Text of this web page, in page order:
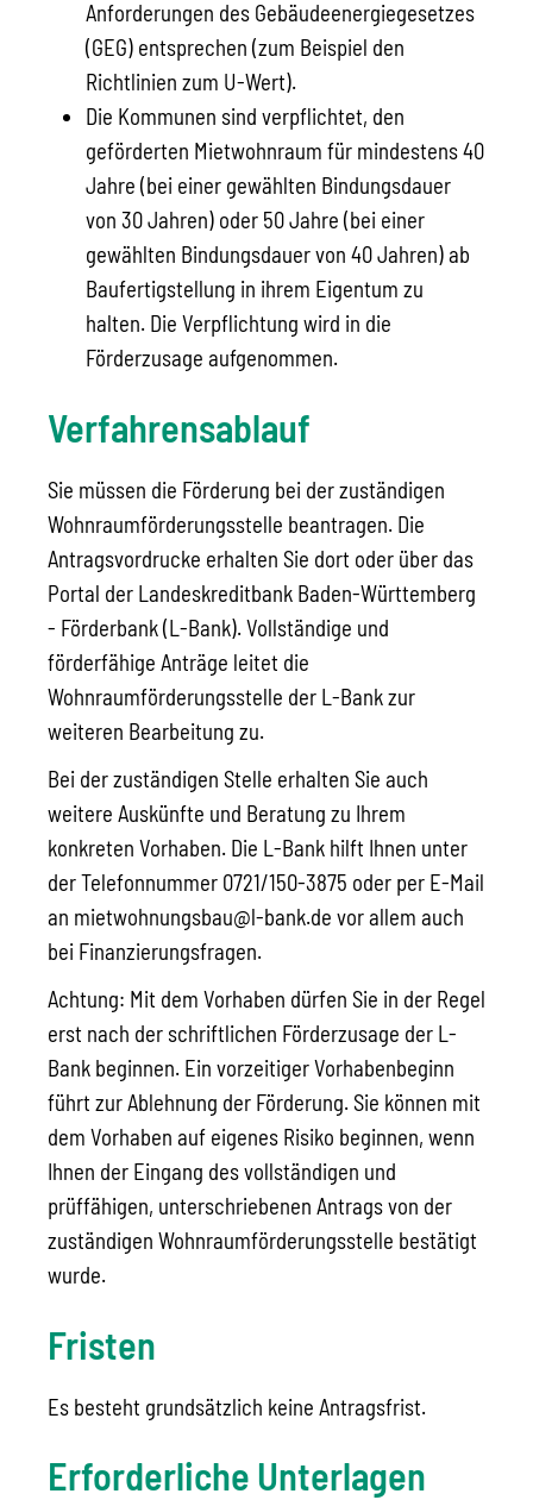
Anforderungen des Gebäudeenergiegesetzes
(GEG) entsprechen (zum Beispiel den
Richtlinien zum U-Wert).
Die Kommunen sind verpflichtet, den
geförderten Mietwohnraum für mindestens 40
Jahre (bei einer gewählten Bindungsdauer
von 30 Jahren) oder 50 Jahre (bei einer
gewählten Bindungsdauer von 40 Jahren) ab
Baufertigstellung in ihrem Eigentum zu
halten. Die Verpflichtung wird in die
Förderzusage aufgenommen.
Verfahrensablauf
Sie müssen die Förderung bei der zuständigen
Wohnraumförderungsstelle beantragen. Die
Antragsvordrucke erhalten Sie dort oder über das
Portal der Landeskreditbank Baden-Württemberg
- Förderbank (L-Bank). Vollständige und
förderfähige Anträge leitet die
Wohnraumförderungsstelle der L-Bank zur
weiteren Bearbeitung zu.
Bei der zuständigen Stelle erhalten Sie auch
weitere Auskünfte und Beratung zu Ihrem
konkreten Vorhaben. Die L-Bank hilft Ihnen unter
der Telefonnummer 0721/150-3875 oder per E-Mail
an mietwohnungsbau@l-bank.de vor allem auch
bei Finanzierungsfragen.
Achtung: Mit dem Vorhaben dürfen Sie in der Regel
erst nach der schriftlichen Förderzusage der L-
Bank beginnen. Ein vorzeitiger Vorhabenbeginn
führt zur Ablehnung der Förderung. Sie können mit
dem Vorhaben auf eigenes Risiko beginnen, wenn
Ihnen der Eingang des vollständigen und
prüffähigen, unterschriebenen Antrags von der
zuständigen Wohnraumförderungsstelle bestätigt
wurde.
Fristen
Es besteht grundsätzlich keine Antragsfrist.
Erforderliche Unterlagen